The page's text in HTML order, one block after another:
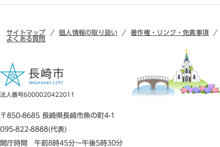
サイトマップ 個人情報の取り扱い
著作権・リンク・免責事項
よくある質問
法人番号6000020422011
〒850-8685 長崎県長崎市魚の町4-1
095-822-8888(代表)
開庁時間 午前8時45分～午後5時30分